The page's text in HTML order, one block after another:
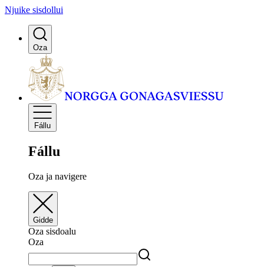
Njuike sisdollui
Oza
Fállu
Fállu
Oza ja navigere
Gidde
Oza sisdoalu
Oza